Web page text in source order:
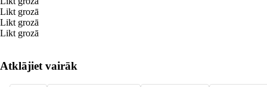
Likt grozā
Likt grozā
Likt grozā
Atklājiet vairāk